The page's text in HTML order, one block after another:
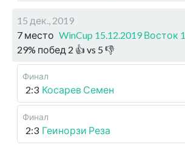
15 дек., 2019
7 место WinCup 15.12.2019 Восток 1
29% побед 2 👍 vs 5 👎
Финал
2:3 Косарев Семен
Финал
2:3 Геинорзи Реза